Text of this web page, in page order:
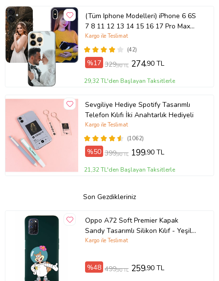
(Tüm Iphone Modelleri) iPhone 6 6S
7 8 11 12 13 14 15 16 17 Pro Max
Plus Mini Kişiye Özel Resimli
Fotoğraflı Kılıf(42)
Kargo ile Teslimat
%17 329,90 TL 274,90 TL
29,32 TL'den Başlayan Taksitlerle
Sevgiliye Hediye Spotify Tasarımlı
Telefon Kılıfı İki Anahtarlık Hediyeli
(1062)
Kargo ile Teslimat
%50 399,90 TL 199,90 TL
21,32 TL'den Başlayan Taksitlerle
Son Gezdikleriniz
Oppo A72 Soft Premier Kapak
Sandy Tasarımlı Silikon Kılıf - Yeşil
(Şeffaf)
Kargo ile Teslimat
%48 499,90 TL 259,90 TL